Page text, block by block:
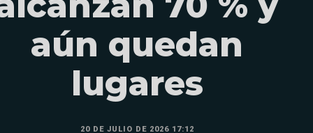
aún quedan
lugares
20 DE JULIO DE 2026 17:12